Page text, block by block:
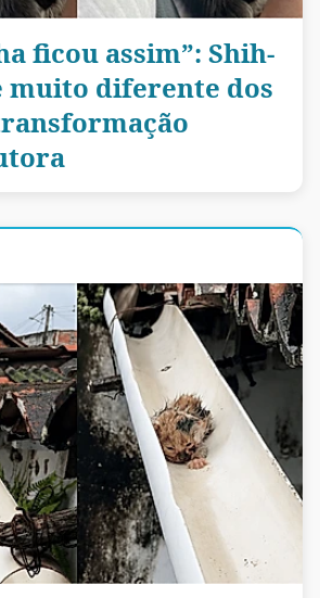
ficou assim”: Shih-
muito diferente dos